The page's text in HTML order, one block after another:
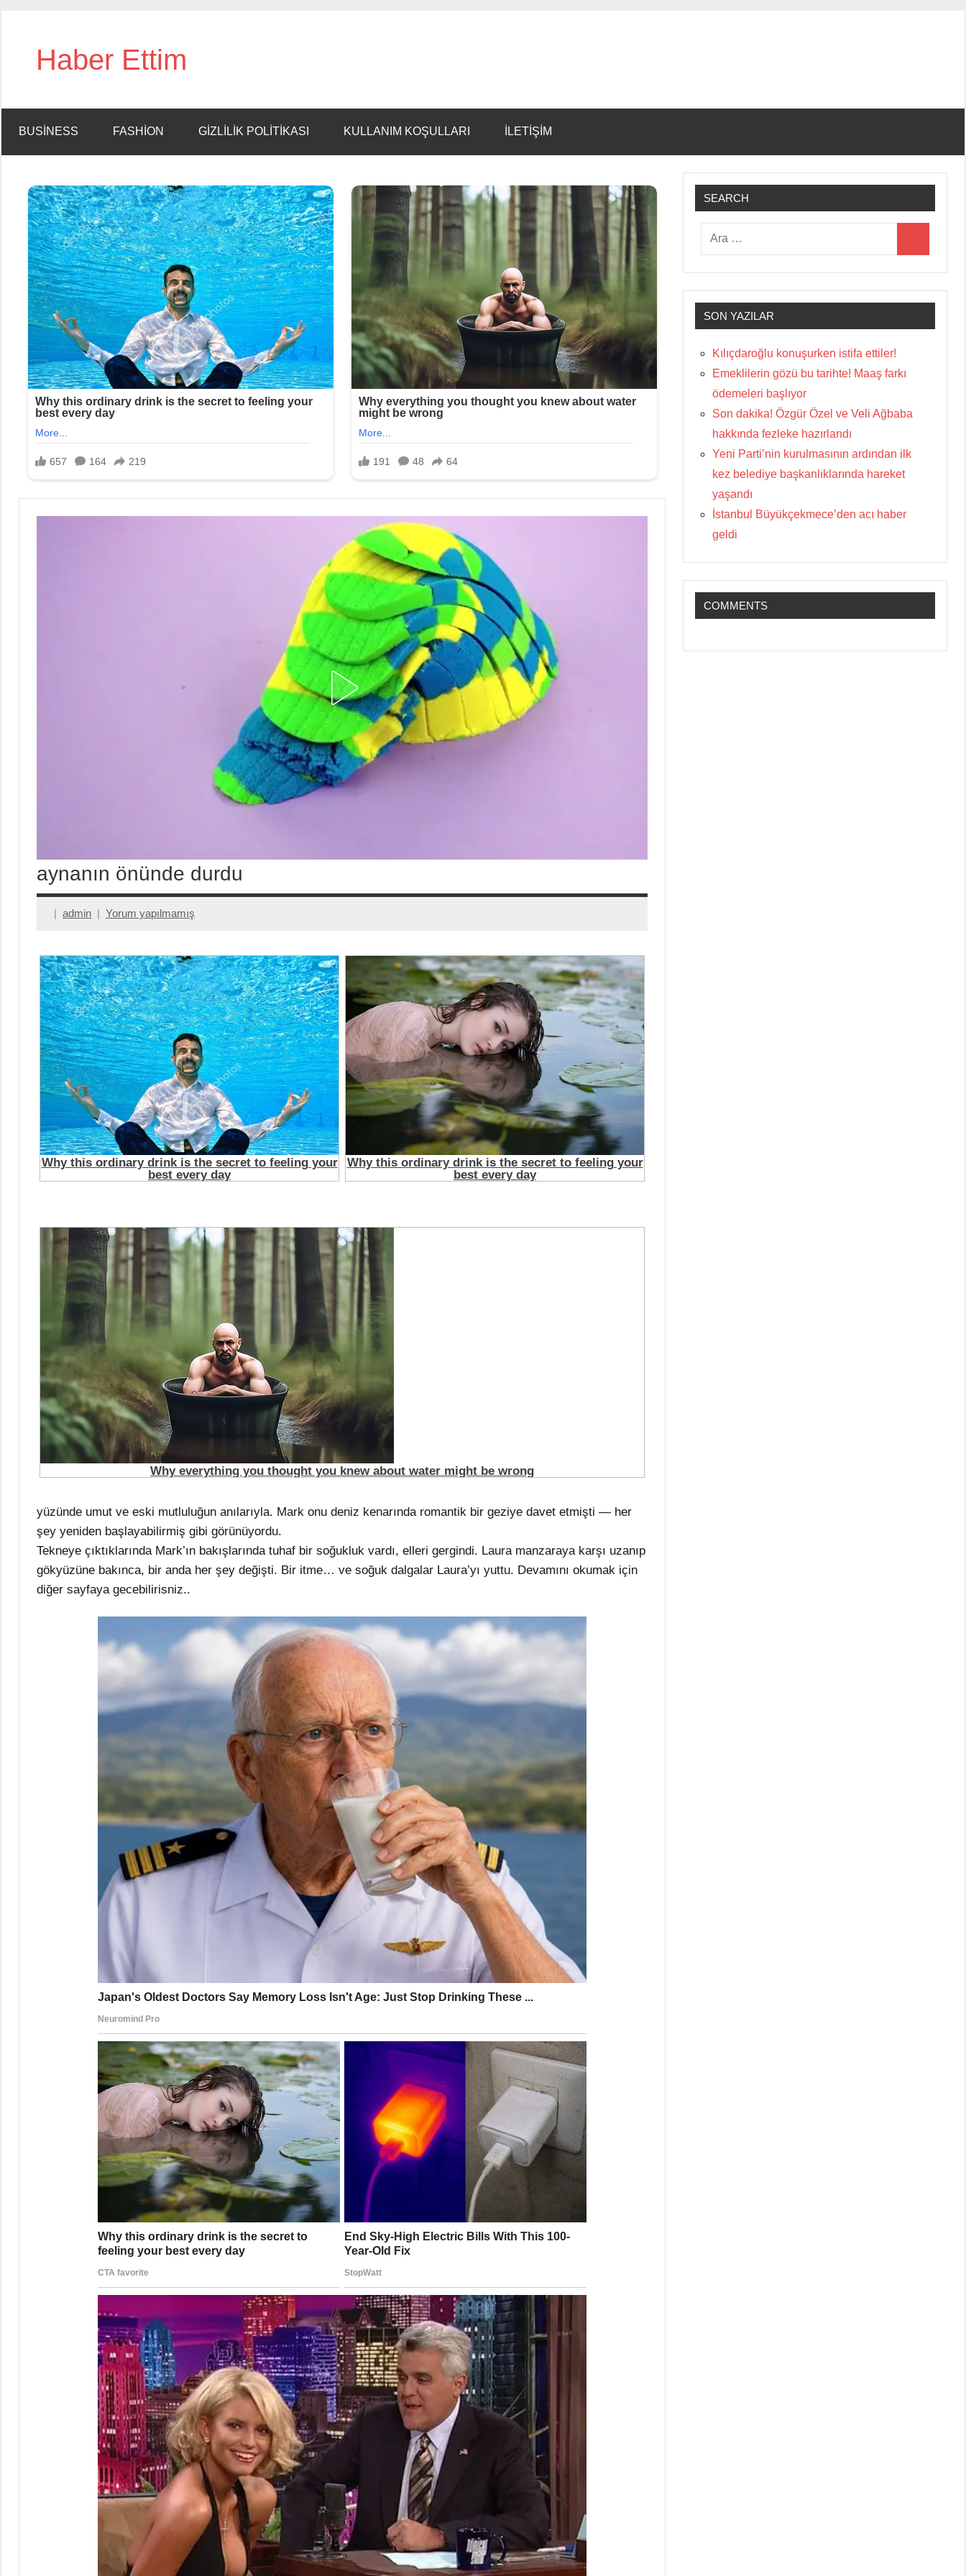
Haber Ettim
BUSINESS FASHION GIZLILIK POLITIKASI KULLANIM KOŞULLARI İLETİŞİM
aynanın önünde durdu
admin Yorum yapılmamış
yüzünde umut ve eski mutluluğun anılarıyla. Mark onu deniz kenarında romantik bir geziye davet etmişti — her
şey yeniden başlayabilirmiş gibi görünüyordu.
Tekneye çıktıklarında Mark’ın bakışlarında tuhaf bir soğukluk vardı, elleri gergindi. Laura manzaraya karşı uzanıp
gökyüzüne bakınca, bir anda her şey değişti. Bir itme… ve soğuk dalgalar Laura’yı yuttu. Devamını okumak için
diğer sayfaya gecebilirisniz..
SEARCH
Ara:
SON YAZILAR
Kılıçdaroğlu konuşurken istifa ettiler!
Emeklilerin gözü bu tarihte! Maaş farkı
ödemeleri başlıyor
Son dakika! Özgür Özel ve Veli Ağbaba
hakkında fezleke hazırlandı
Yeni Parti’nin kurulmasının ardından ilk
kez belediye başkanlıklarında hareket
yaşandı
İstanbul Büyükçekmece’den acı haber
geldi
COMMENTS